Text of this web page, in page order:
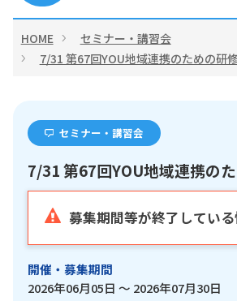
HOME
セミナー・講習会
7/31 第67回YOU地域連携のための研
セミナー・講習会
7/31 第67回YOU地域連携の
募集期間等が終了してい
開催・募集期間
2026年06月05日 ～ 2026年07月30日